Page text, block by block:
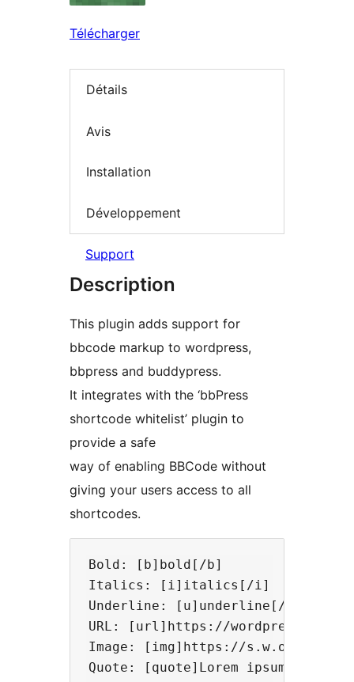
Télécharger
Détails
Avis
Installation
Développement
Support
Description
This plugin adds support for
bbcode markup to wordpress,
bbpress and buddypress.
It integrates with the ‘bbPress
shortcode whitelist’ plugin to
provide a safe
way of enabling BBCode without
giving your users access to all
shortcodes.
Bold: [b]bold[/b]
Italics: [i]italics[/i]
Underline: [u]underline[/u]
URL: [url]https://
Image: [img]https://s.w.org/style/
Quote: [quote]Lorem ipsum dolor